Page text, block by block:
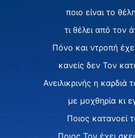
ποιο είναι το
τι θέλει από τον
Πόνο και ντροπή
κανείς δεν Τον
Ανειλικρινής η καρδιά
με μοχθηρία κι
Ποιος κατανοεί
Ποιος Τον έχει